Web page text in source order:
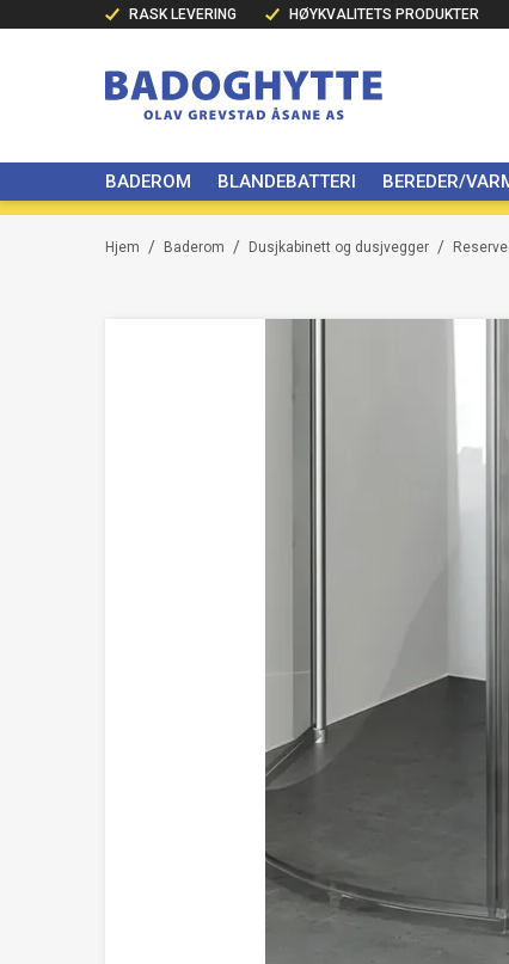
RASK LEVERING HØYKVALITETS PRODUKTER
BADEROM BLANDEBATTERI BEREDER/
/
Hjem /
Baderom /
Dusjkabinett og dusjvegger